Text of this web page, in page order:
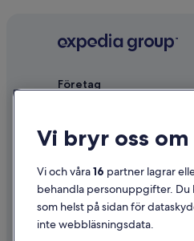
3-Stjärniga hotell i
Lyxhotell i Victor
Företag
Jobb
Samarbete
Reklam
Vi bryr oss
Vi och våra16 partner lagrar
behandla personuppgifter. Du
som helst på sidan för
inte webbläsningsdata.